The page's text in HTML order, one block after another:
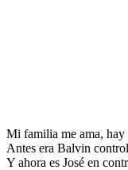
Mi familia me ama, hay
Antes era Balvin
Y ahora es José en